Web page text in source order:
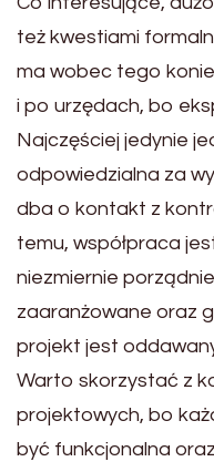
też kwestiami
ma wobec tego
i po urzędach, bo
Najczęściej jedynie
odpowiedzialna za
dba o kontakt z
temu, współpraca
niezmiernie
zaaranżowane oraz
projekt jest
Warto skorzystać z
projektowych, bo
być funkcjonalna